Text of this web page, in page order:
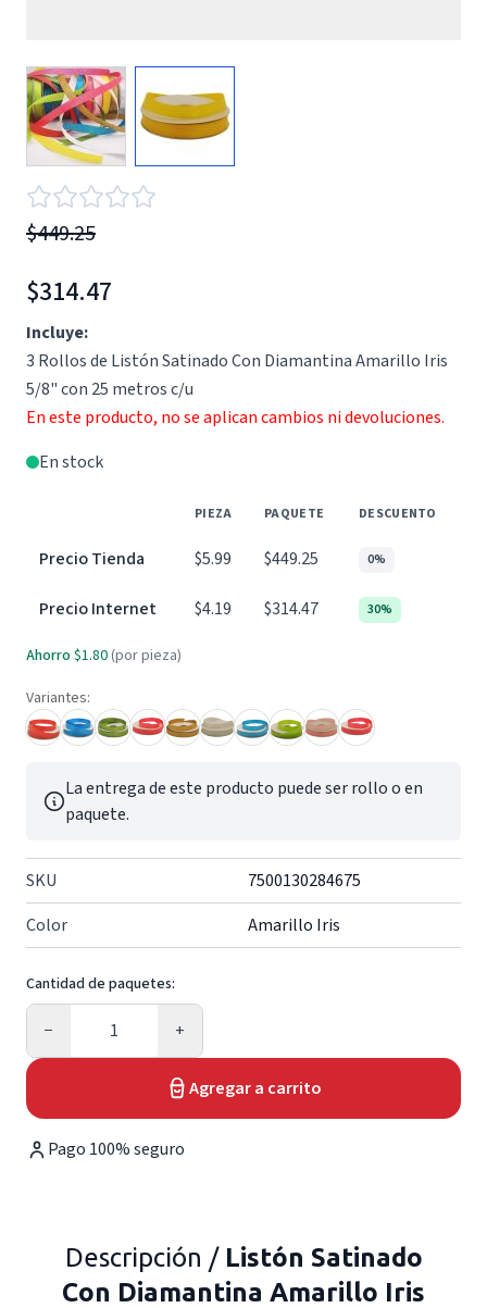
View larger image
$449.25
$314.47
Incluye:
3 Rollos de Listón Satinado Con Diamantina Amarillo Iris
5/8" con 25 metros c/u
En este producto, no se aplican cambios ni devoluciones.
En stock
PIEZA PAQUETE DESCUENTO
Precio Tienda $5.99 $449.25 0%
Precio Internet $4.19 $314.47 30%
Ahorro $1.80 (por pieza)
Variantes:
La entrega de este producto puede ser rollo o en
paquete.
SKU
7500130284675
Color
Amarillo Iris
Cantidad de paquetes:
−
Cantidad
+
Agregar a carrito
Pago 100% seguro
Descripción / Listón Satinado
Con Diamantina Amarillo Iris